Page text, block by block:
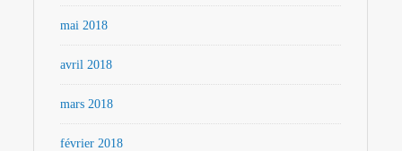
mai 2018
avril 2018
mars 2018
février 2018